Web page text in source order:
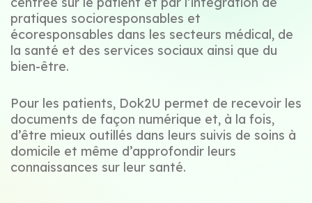
pratiques socioresponsables et
écoresponsables dans les secteurs médical, de
la santé et des services sociaux ainsi que du
bien-être.
Pour les patients, Dok2U permet de recevoir les
documents de façon numérique et, à la fois,
d’être mieux outillés dans leurs suivis de soins à
domicile et même d’approfondir leurs
connaissances sur leur santé.